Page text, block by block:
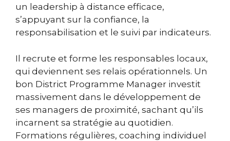
un leadership à distance efficace,
s’appuyant sur la confiance, la
responsabilisation et le suivi par indicateurs.
Il recrute et forme les responsables locaux,
qui deviennent ses relais opérationnels. Un
bon District Programme Manager investit
massivement dans le développement de
ses managers de proximité, sachant qu’ils
incarnent sa stratégie au quotidien.
Formations régulières, coaching individuel